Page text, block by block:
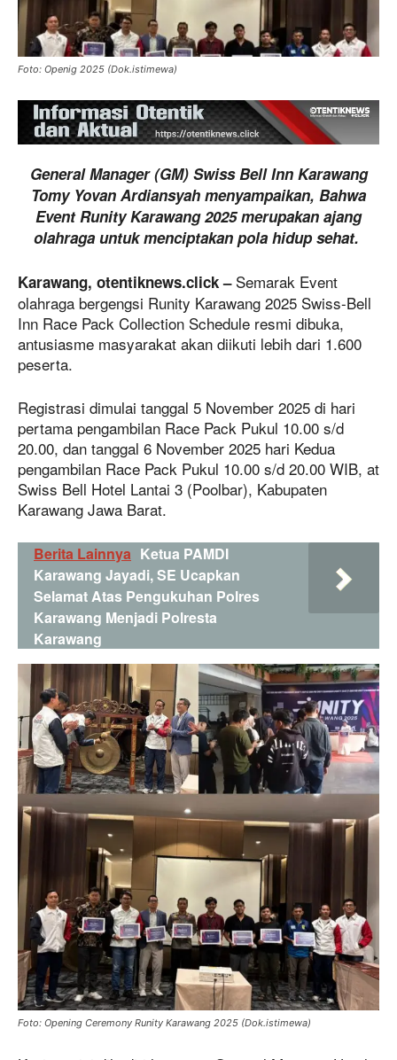
Foto: Openig 2025 (Dok.istimewa)
General Manager (GM) Swiss Bell Inn Karawang
Tomy Yovan Ardiansyah menyampaikan, Bahwa
Event Runity Karawang 2025 merupakan ajang
olahraga untuk menciptakan pola hidup sehat.
Karawang, otentiknews.click –Semarak Event
olahraga bergengsi Runity Karawang 2025 Swiss-Bell
Inn Race Pack Collection Schedule resmi dibuka,
antusiasme masyarakat akan diikuti lebih dari 1.600
peserta.
Registrasi dimulai tanggal 5 November 2025 di hari
pertama pengambilan Race Pack Pukul 10.00 s/d
20.00, dan tanggal 6 November 2025 hari Kedua
pengambilan Race Pack Pukul 10.00 s/d 20.00 WIB, at
Swiss Bell Hotel Lantai 3 (Poolbar), Kabupaten
Karawang Jawa Barat.
Berita Lainnya Ketua PAMDI
Karawang Jayadi, SE Ucapkan
Selamat Atas Pengukuhan Polres
Karawang Menjadi Polresta
Karawang
Foto: Opening Ceremony Runity Karawang 2025 (Dok.istimewa)